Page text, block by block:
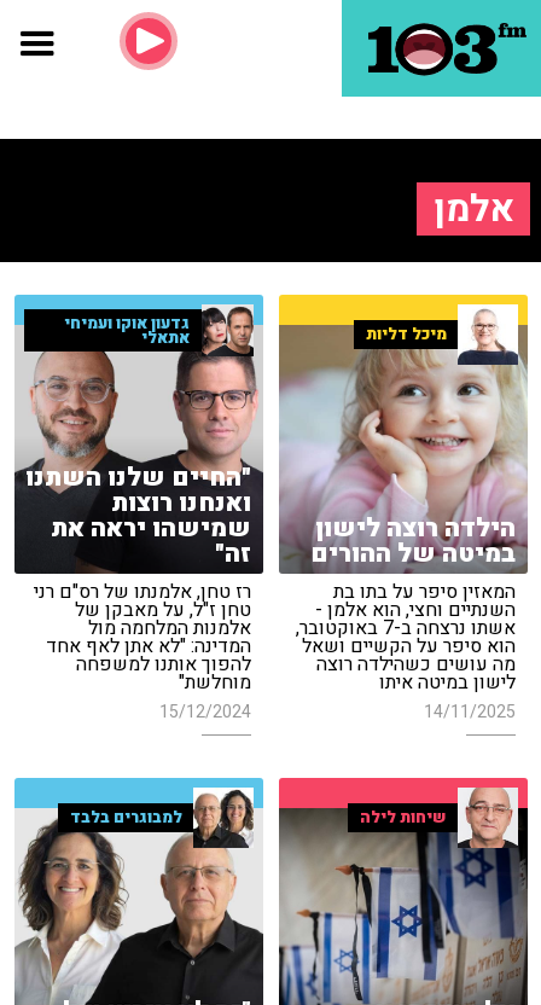
אלמן
מיכל דליות
הילדה רוצה לישון
במיטה של ההורים
המאזין סיפר על בתו בת
השנתיים וחצי, הוא אלמן -
אשתו נרצחה ב-7 באוקטובר,
הוא סיפר על הקשיים ושאל
מה עושים כשהילדה רוצה
לישון במיטה איתו
14/11/2025
גדעון אוקו ועמיחי
אתאלי
"החיים שלנו השתנו
ואנחנו רוצות
שמישהו יראה את
זה"
רז טחן, אלמנתו של רס"ם רני
טחן ז"ל, על מאבקן של
אלמנות המלחמה מול
המדינה: "לא אתן לאף אחד
להפוך אותנו למשפחה
מוחלשת"
15/12/2024
שיחות לילה למבוגרים בלבד